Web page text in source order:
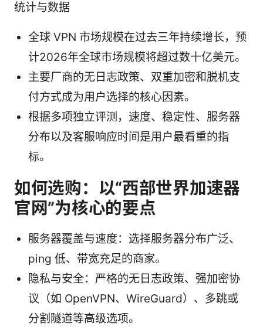
统计与数据
全球 VPN 市场规模在过去三年持续增长，预
计2026年全球市场规模将超过数十亿美元。
主要厂商的无日志政策、双重加密和脱机支
付方式成为用户选择的核心因素。
根据多项独立评测，速度、稳定性、服务器
分布以及客服响应时间是用户最看重的指
标。
如何选购：以“西部世界加速器
官网”为核心的要点
服务器覆盖与速度：选择服务器分布广泛、
ping 低、带宽充足的商家。
隐私与安全：严格的无日志政策、强加密协
议（如 OpenVPN、WireGuard）、多跳或
分割隧道等高级选项。